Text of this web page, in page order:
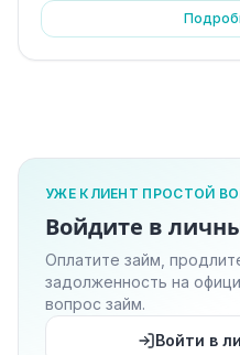
УЖЕ КЛИЕНТ ПРОСТОЙ
Войдите в
Оплатите займ,
задолженность на
вопрос займ.
Войти в